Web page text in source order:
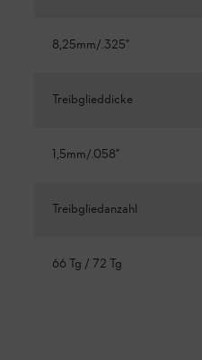
8,25mm/.325"
Treibglieddicke
1,5mm/.058"
Treibgliedanzahl
66 Tg / 72 Tg